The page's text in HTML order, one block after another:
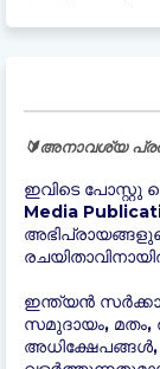
🔰അനാവശ്യ
ഇവിടെ പോസ്റ്റു
Media
ഇന്ത്യന്‍
സമുദായം, മതം,